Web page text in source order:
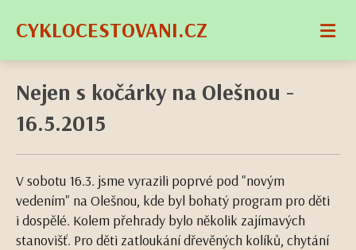
CYKLOCESTOVANI.CZ
Nejen s kočárky na Olešnou -
16.5.2015
V sobotu 16.3. jsme vyrazili poprvé pod "novým
vedením" na Olešnou, kde byl bohatý program pro děti
i dospělé. Kolem přehrady bylo několik zajímavých
stanovišť. Pro děti zatloukání dřevěných kolíků, chytání